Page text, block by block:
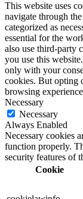
This website uses
navigate through
categorized as
essential for the
also use third-party
you use this
only with your
cookies. But opting
browsing
Necessary
Necessary
Always Enabled
Necessary cookies
function properly.
security features of
Cookie